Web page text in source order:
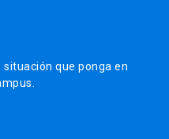
que ponga en